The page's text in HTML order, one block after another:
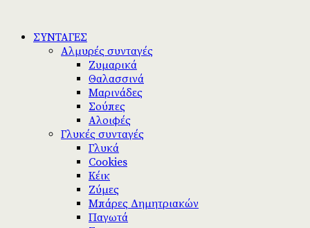
ΣΥΝΤΑΓΕΣ
Αλμυρές συνταγές
Ζυμαρικά
Θαλασσινά
Μαρινάδες
Σούπες
Αλοιφές
Γλυκές συνταγές
Γλυκά
Cookies
Κέικ
Ζύμες
Μπάρες Δημητριακών
Παγωτά